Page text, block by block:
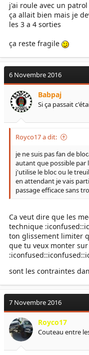
j'ai roule avec un
ça allait bien mais je
les 3 a 4 sorties
ça reste fragile
6 Novembre 2016
Babpaj
Si ça passait
Royco17 a dit:
je ne suis pas fan de
autant que possible par
j'utilise le bloc ou le
en attendant je vais
passage efficace sans
Ca veut dire que les
technique
ton glissement limiter
que tu veux monter
sont les contraintes
7 Novembre 2016
Royco17
Couteau entre